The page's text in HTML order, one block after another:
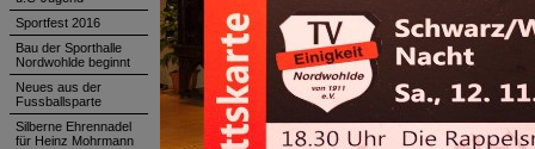
Sportfest 2016
Bau der Sporthalle
Nordwohlde beginnt
Neues aus der
Fussballsparte
Silberne Ehrennadel
für Heinz Mohrmann